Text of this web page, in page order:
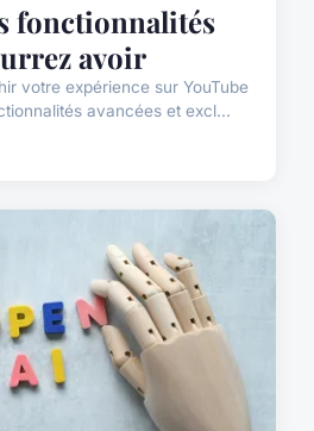
fonctionnalités
avoir
votre expérience sur YouTube
avancées et excl...